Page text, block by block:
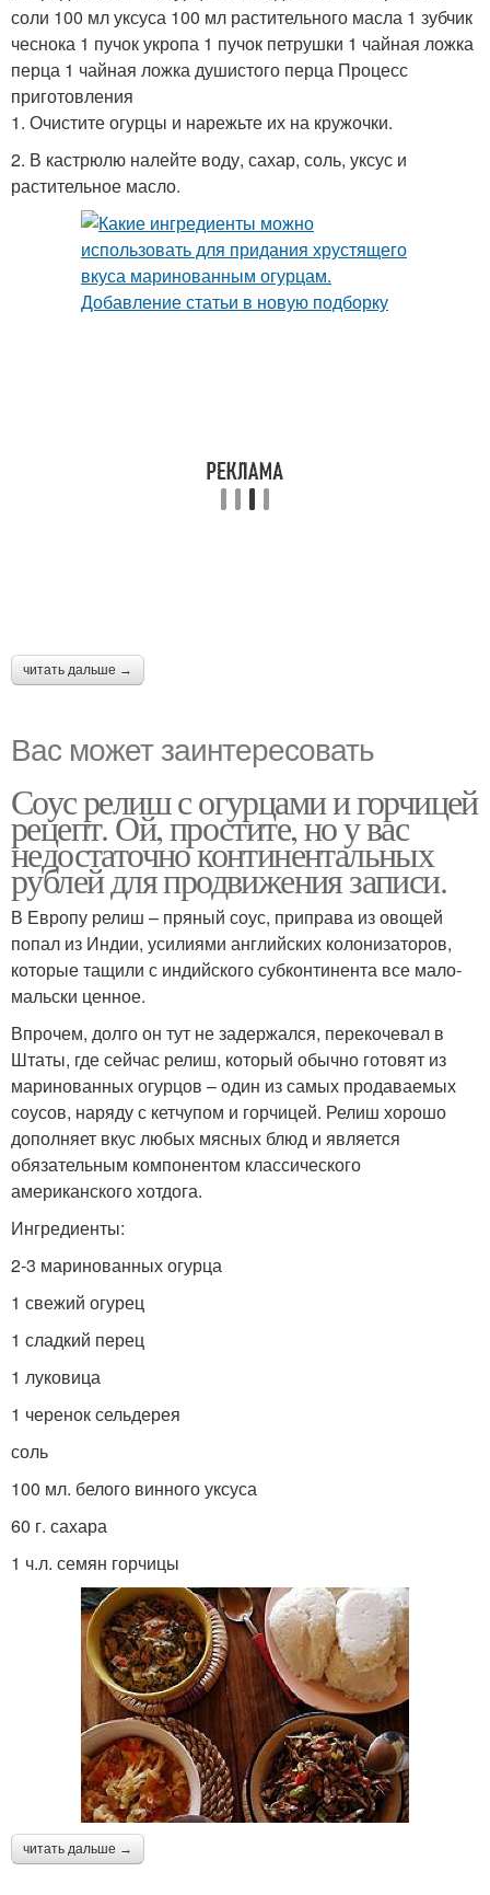
соли 100 мл уксуса 100 мл растительного масла 1 зубчик
чеснока 1 пучок укропа 1 пучок петрушки 1 чайная ложка
перца 1 чайная ложка душистого перца Процесс
приготовления
1. Очистите огурцы и нарежьте их на кружочки.
2. В кастрюлю налейте воду, сахар, соль, уксус и
растительное масло.
читать дальше →
Вас может заинтересовать
Соус релиш с огурцами и горчицей
рецепт. Ой, простите, но у вас
недостаточно континентальных
рублей для продвижения записи.
В Европу релиш – пряный соус, приправа из овощей
попал из Индии, усилиями английских колонизаторов,
которые тащили с индийского субконтинента все мало-
мальски ценное.
Впрочем, долго он тут не задержался, перекочевал в
Штаты, где сейчас релиш, который обычно готовят из
маринованных огурцов – один из самых продаваемых
соусов, наряду с кетчупом и горчицей. Релиш хорошо
дополняет вкус любых мясных блюд и является
обязательным компонентом классического
американского хотдога.
Ингредиенты:
2-3 маринованных огурца
1 свежий огурец
1 сладкий перец
1 луковица
1 черенок сельдерея
соль
100 мл. белого винного уксуса
60 г. сахара
1 ч.л. семян горчицы
читать дальше →